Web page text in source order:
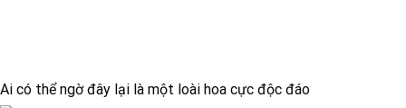
Ai có thể ngờ đây lại là một loài hoa cực độc đáo